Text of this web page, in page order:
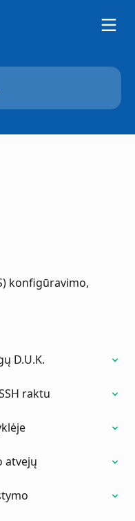
konfigūravimo,
D.U.K.
raktu
atvejų